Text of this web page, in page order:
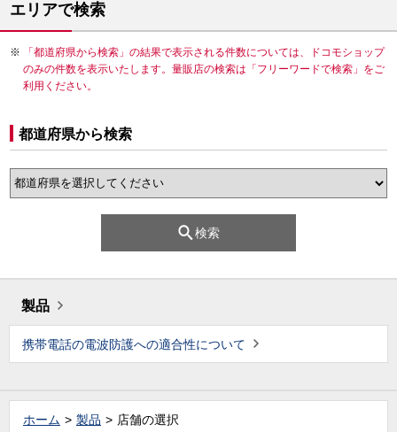
エリアで検索
「都道府県から検索」の結果で表示される件数については、ドコモショップ
のみの件数を表示いたします。量販店の検索は「フリーワードで検索」をご
利用ください。
都道府県から検索
検索
製品
携帯電話の電波防護への適合性について
ホーム 製品 店舗の選択